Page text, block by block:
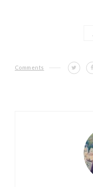
Comments